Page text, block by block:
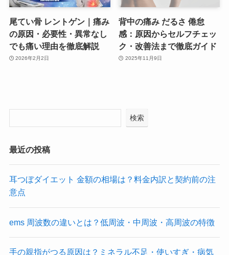
尾てい骨 レントゲン｜痛み
の原因・必要性・異常なし
でも痛い理由を徹底解説
2026年2月2日
背中の痛み だるさ 倦怠
感：原因からセルフチェッ
ク・改善法まで徹底ガイド
2025年11月9日
検索
最近の投稿
耳つぼダイエット 金額の相場は？料金内訳と契約前の注
意点
ems 周波数の違いとは？低周波・中周波・高周波の特徴
手の親指がつる原因は？ミネラル不足・使いすぎ・病気